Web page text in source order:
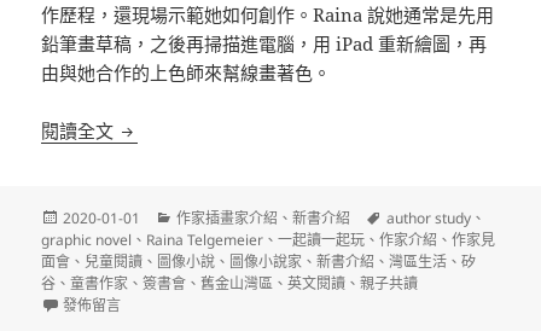
作歷程，還現場示範她如何創作。Raina 說她通常是先用
鉛筆畫草稿，之後再掃描進電腦，用 iPad 重新繪圖，再
由與她合作的上色師來幫線畫著色。
閱讀全文 童書作家見面會》圖像小說家 Raina Telgemeier 的
發
佈
日
期:
2020-01-01
分
類
作家插畫家介紹 、新書介紹
標
籤
author study 、
graphic novel 、 Raina Telgemeier 、一起讀一起玩 、作家介紹 、作家見
面會 、 兒童閱讀 、 圖像小說 、 圖像小說家 、新書介紹 、灣區生活 、矽
谷 、童書作家 、簽書會 、舊金山灣區 、英文閱讀 、親子共讀
在〈童書作家見面會》圖像小說家 Raina Telgemeier 的「Guts」〉
發佈留言